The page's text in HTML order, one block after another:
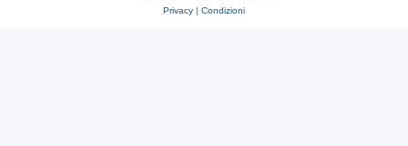
Privacy | Condizioni